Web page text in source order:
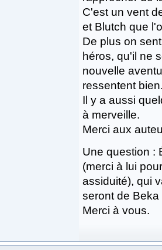
C'est un vent
et Blutch que
De plus on
héros, qu'il ne
nouvelle
ressentent
Il y a aussi
à merveille.
Merci aux
Une question :
(merci à lui
assiduité), qui
seront de
Merci à vous.